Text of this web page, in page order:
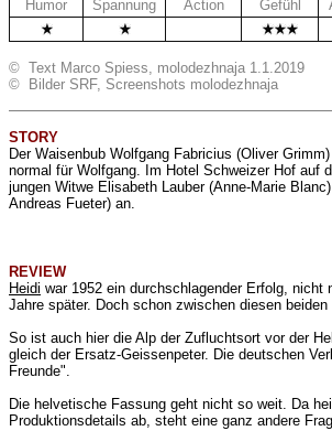
Humor Spannung Action Gefühl
© Text Marco Spiess, molodezhnaja 1.1.2019
© Bilder SRF, Screenshots molodezhnaja
STORY
Der Waisenbub Wolfgang Fabricius (Oliver
normal für Wolfgang. Im Hotel Schweizer Hof auf
jungen Witwe Elisabeth Lauber (Anne-Marie
Andreas Fueter) an.
REVIEW
Heidi war 1952 ein durchschlagender Erfolg,
Jahre später. Doch schon zwischen diesen
So ist auch hier die Alp der Zufluchtsort vor der
gleich der Ersatz-Geissenpeter. Die deutschen
Freunde".
Die helvetische Fassung geht nicht so weit. Da
Produktionsdetails ab, steht eine ganz andere